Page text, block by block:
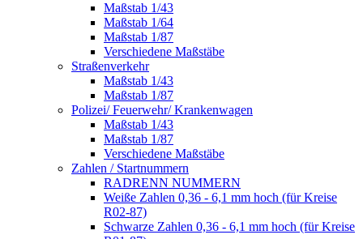
Maßstab 1/43
Maßstab 1/64
Maßstab 1/87
Verschiedene Maßstäbe
Straßenverkehr
Maßstab 1/43
Maßstab 1/87
Polizei/ Feuerwehr/ Krankenwagen
Maßstab 1/43
Maßstab 1/87
Verschiedene Maßstäbe
Zahlen / Startnummern
RADRENN NUMMERN
Weiße Zahlen 0,36 - 6,1 mm hoch (für Kreise
R02-87)
Schwarze Zahlen 0,36 - 6,1 mm hoch (für Kreise